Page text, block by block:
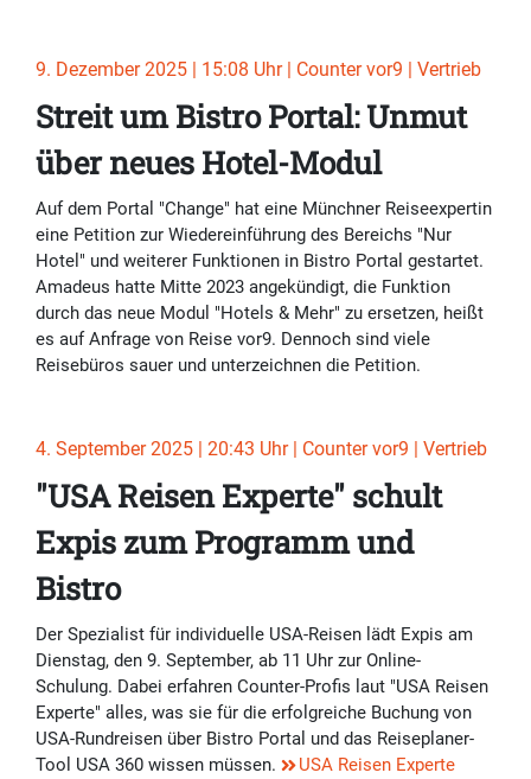
9. Dezember 2025 | 15:08 Uhr | Counter vor9 | Vertrieb
Streit um Bistro Portal: Unmut
über neues Hotel-Modul
Auf dem Portal "Change" hat eine Münchner Reiseexpertin
eine Petition zur Wiedereinführung des Bereichs "Nur
Hotel" und weiterer Funktionen in Bistro Portal gestartet.
Amadeus hatte Mitte 2023 angekündigt, die Funktion
durch das neue Modul "Hotels & Mehr" zu ersetzen, heißt
es auf Anfrage von Reise vor9. Dennoch sind viele
Reisebüros sauer und unterzeichnen die Petition.
4. September 2025 | 20:43 Uhr | Counter vor9 | Vertrieb
"USA Reisen Experte" schult
Expis zum Programm und
Bistro
Der Spezialist für individuelle USA-Reisen lädt Expis am
Dienstag, den 9. September, ab 11 Uhr zur Online-
Schulung. Dabei erfahren Counter-Profis laut "USA Reisen
Experte" alles, was sie für die erfolgreiche Buchung von
USA-Rundreisen über Bistro Portal und das Reiseplaner-
Tool USA 360 wissen müssen.
USA Reisen Experte